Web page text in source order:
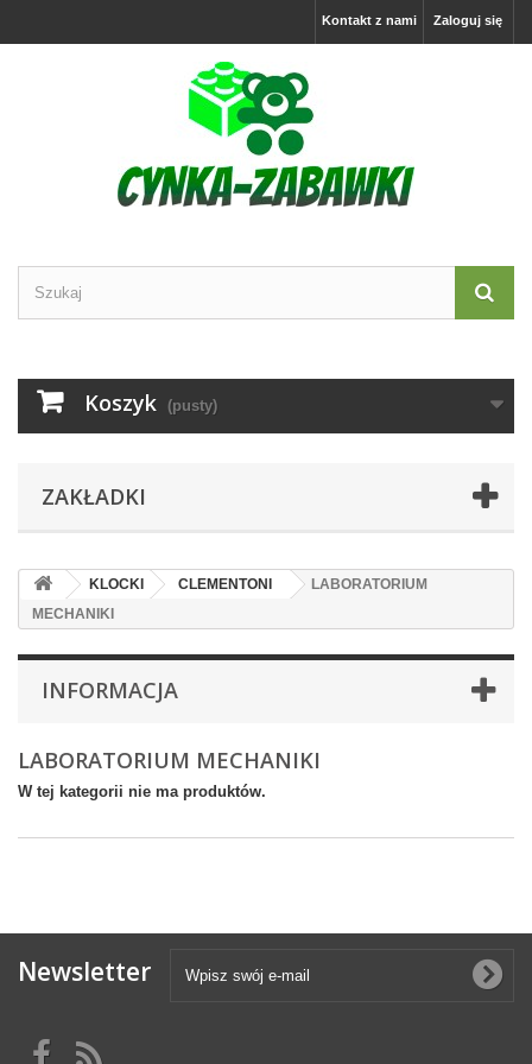
Zaloguj się
Kontakt z nami
Koszyk (pusty)
ZAKŁADKI
KLOCKI CLEMENTONI
LABORATORIUM
MECHANIKI
INFORMACJA
LABORATORIUM MECHANIKI
W tej kategorii nie ma produktów.
Newsletter